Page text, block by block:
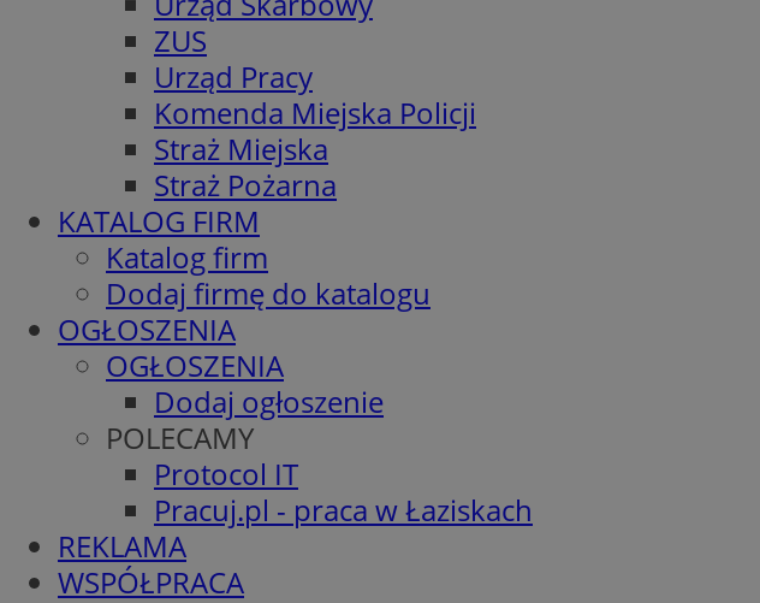
ZUS
Urząd Pracy
Komenda Miejska Policji
Straż Miejska
Straż Pożarna
KATALOG FIRM
Katalog firm
Dodaj firmę do katalogu
OGŁOSZENIA
OGŁOSZENIA
Dodaj ogłoszenie
POLECAMY
Protocol IT
Pracuj.pl - praca w Łaziskach
REKLAMA
WSPÓŁPRACA